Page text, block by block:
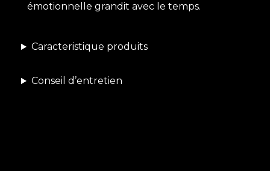
émotionnelle grandit avec le temps.
Caracteristique produits
Conseil d’entretien